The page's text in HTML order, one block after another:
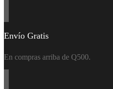
Envío Gratis
En compras arriba de Q500.